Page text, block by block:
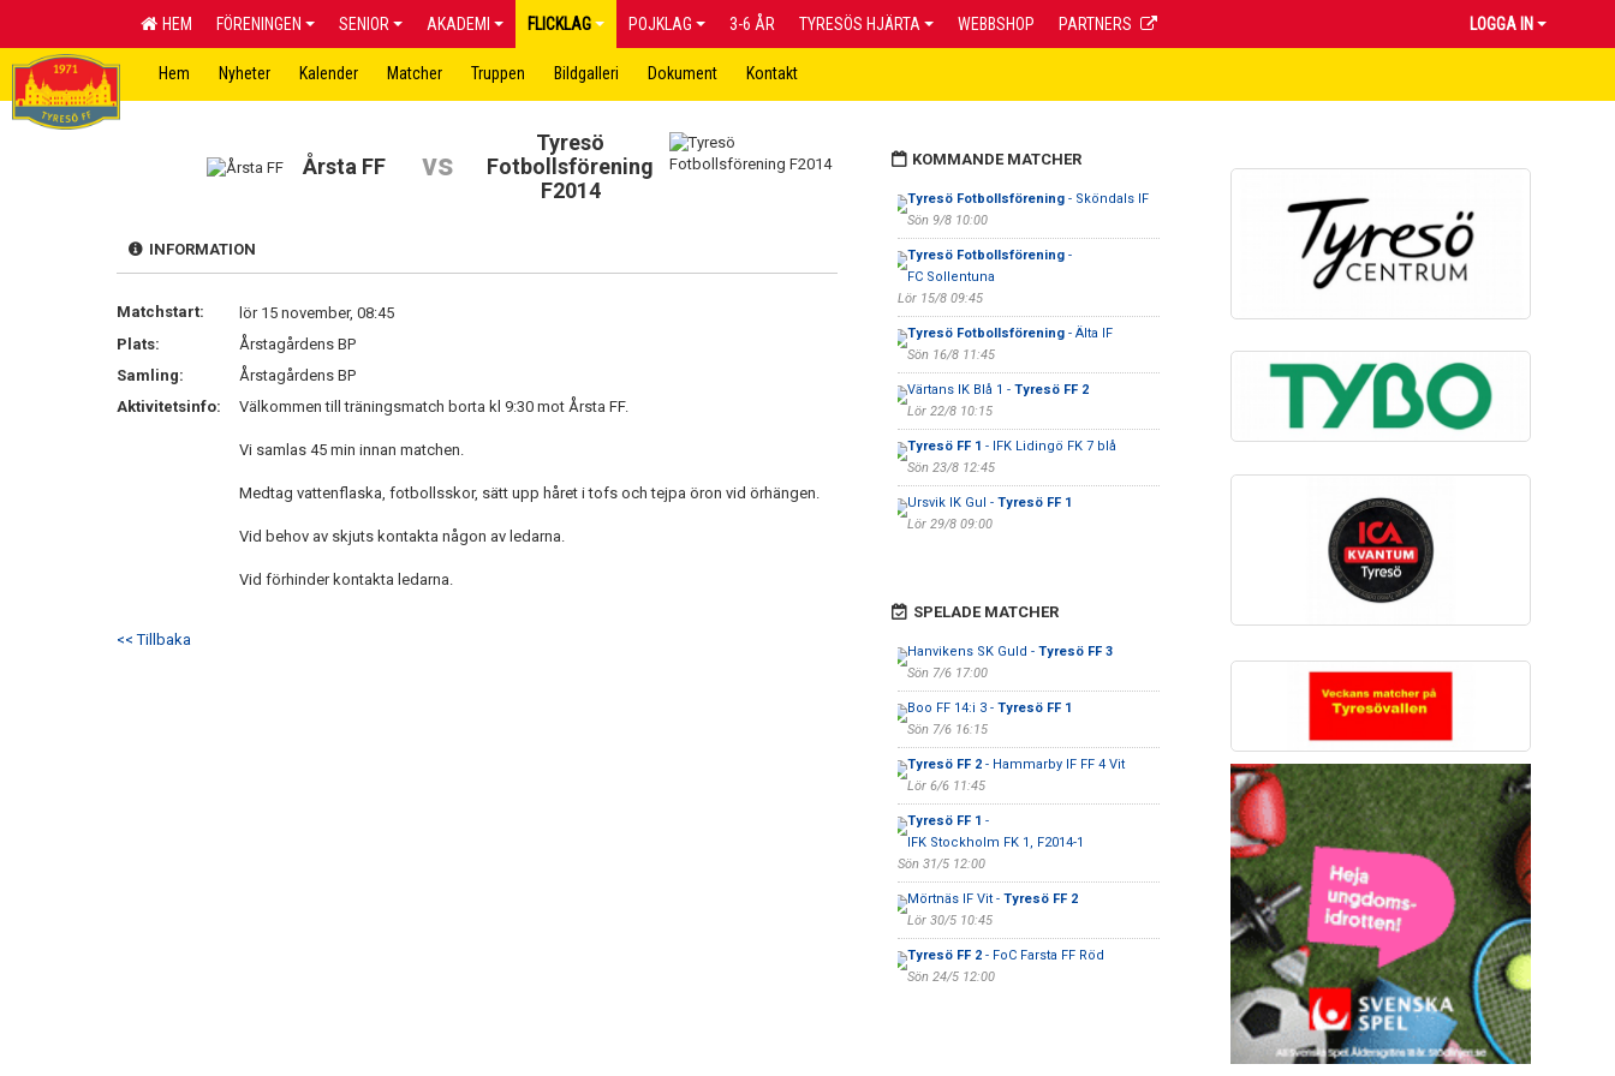
HEM FÖRENINGEN SENIOR AKADEMI FLICKLAG POJKLAG 3-6 ÅR TYRESÖS HJÄRTA WEBBSHOP PARTNERS LOGGA IN
Hem Nyheter Kalender Matcher Truppen Bildgalleri Dokument Kontakt
Årsta FF vs
Tyresö
Fotbollsförening
F2014
INFORMATION
Matchstart:
lör 15 november, 08:45
Plats:
Årstagårdens BP
Samling:
Årstagårdens BP
Aktivitetsinfo:
Välkommen till träningsmatch borta kl 9:30 mot Årsta FF.
Vi samlas 45 min innan matchen.
Medtag vattenflaska, fotbollsskor, sätt upp håret i tofs och tejpa öron vid örhängen.
Vid behov av skjuts kontakta någon av ledarna.
Vid förhinder kontakta ledarna.
<< Tillbaka
KOMMANDE MATCHER
Tyresö Fotbollsförening- Sköndals IF
Sön 9/8 10:00
Tyresö Fotbollsförening-
FC Sollentuna
Lör 15/8 09:45
Tyresö Fotbollsförening- Älta IF
Sön 16/8 11:45
Värtans IK Blå 1 - Tyresö FF 2
Lör 22/8 10:15
Tyresö FF 1 - IFK Lidingö FK 7 blå
Sön 23/8 12:45
Ursvik IK Gul - Tyresö FF 1
Lör 29/8 09:00
SPELADE MATCHER
Hanvikens SK Guld - Tyresö FF 3
Sön 7/6 17:00
Boo FF 14:i 3 - Tyresö FF 1
Sön 7/6 16:15
Tyresö FF 2- Hammarby IF FF 4 Vit
Lör 6/6 11:45
Tyresö FF 1 -
IFK Stockholm FK 1, F2014-1
Sön 31/5 12:00
Mörtnäs IF Vit - Tyresö FF 2
Lör 30/5 10:45
Tyresö FF 2- FoC Farsta FF Röd
Sön 24/5 12:00